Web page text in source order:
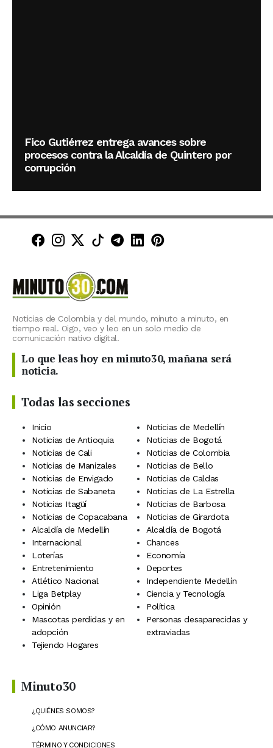
Fico Gutiérrez entrega avances sobre
procesos contra la Alcaldía de Quintero por
corrupción
Minuto30 en Facebook
Minuto30 en Instagram
Minuto30 en X (Twitter)
Minuto30 en TikTok
Canal de Minuto30 en
Minuto30 en LinkedIn
Minuto30 en
Noticias de Colombia y del mundo, minuto a minuto, en
tiempo real. Oigo, veo y leo en un solo medio de
comunicación nativo digital.
Lo que leas hoy en minuto30, mañana será
noticia.
Todas las secciones
Inicio
Noticias de Medellín
Noticias de Antioquia
Noticias de Bogotá
Noticias de Cali
Noticias de Colombia
Noticias de Manizales
Noticias de Bello
Noticias de Envigado
Noticias de Caldas
Noticias de Sabaneta
Noticias de La Estrella
Noticias Itagüí
Noticias de Barbosa
Noticias de Copacabana
Noticias de Girardota
Alcaldía de Medellín
Alcaldía de Bogotá
Internacional
Chances
Loterías
Economía
Entretenimiento
Deportes
Atlético Nacional
Independiente Medellín
Liga Betplay
Ciencia y Tecnología
Opinión
Política
Mascotas perdidas y en
adopción
Personas desaparecidas y
extraviadas
Tejiendo Hogares
Minuto30
¿QUIÉNES SOMOS?
¿CÓMO ANUNCIAR?
TÉRMINO Y CONDICIONES